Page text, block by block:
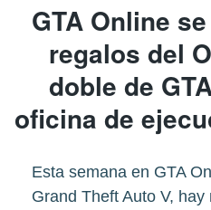
GTA Online
regalos del
doble de
oficina de
Esta semana en GTA
Grand Theft Auto V,